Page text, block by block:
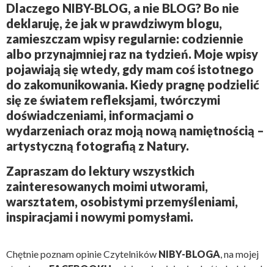
Dlaczego NIBY-BLOG, a nie BLOG? Bo nie
deklaruję, że jak w prawdziwym blogu,
zamieszczam wpisy regularnie: codziennie
albo przynajmniej raz na tydzień. Moje wpisy
pojawiają się wtedy, gdy mam coś istotnego
do zakomunikowania. Kiedy pragnę podzielić
się ze światem refleksjami, twórczymi
doświadczeniami, informacjami o
wydarzeniach oraz moją nową namiętnością –
artystyczną fotografią z Natury.
Zapraszam do lektury wszystkich
zainteresowanych moimi utworami,
warsztatem, osobistymi przemyśleniami,
inspiracjami i nowymi pomysłami.
Chętnie poznam opinie Czytelników NIBY-BLOGA, na mojej